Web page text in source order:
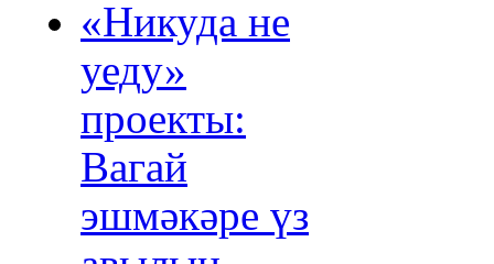
«Никуда не
уеду»
проекты:
Вагай
эшмәкәре үз